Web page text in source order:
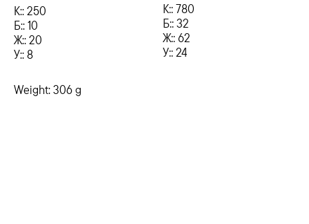
К:: 250
Б:: 10
Ж:: 20
У:: 8
К:: 780
Б:: 32
Ж:: 62
У:: 24
Weight: 306 g